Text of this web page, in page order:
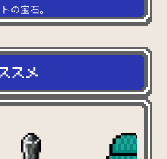
トの宝石。